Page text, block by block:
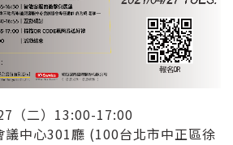
（二）13:00-17:00
中心301廳 (100台北市中正區徐